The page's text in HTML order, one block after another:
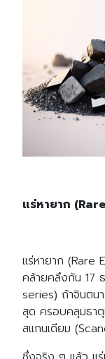
แร่หายาก
แร่หายาก (Rare
คล้ายคลึงกัน 17
series) ถ้าจินตน
สุด ครอบคลุมธา
สแกนเดียม